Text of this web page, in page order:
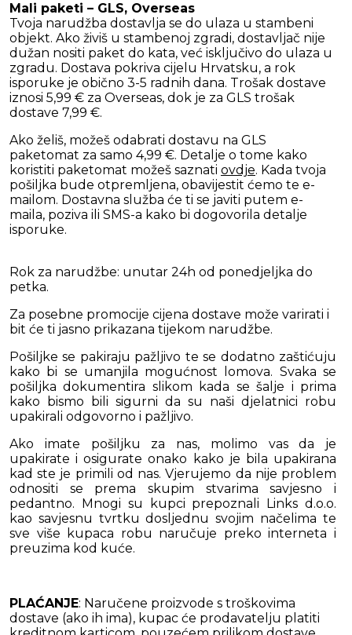
Mali paketi – GLS, Overseas
Tvoja narudžba dostavlja se do ulaza u stambeni
objekt. Ako živiš u stambenoj zgradi, dostavljač nije
dužan nositi paket do kata, već isključivo do ulaza u
zgradu. Dostava pokriva cijelu Hrvatsku, a rok
isporuke je obično 3-5 radnih dana. Trošak dostave
iznosi 5,99 € za Overseas, dok je za GLS trošak
dostave 7,99 €.
Ako želiš, možeš odabrati dostavu na GLS
paketomat za samo 4,99 €. Detalje o tome kako
koristiti paketomat možeš saznati ovdje. Kada tvoja
pošiljka bude otpremljena, obavijestit ćemo te e-
mailom. Dostavna služba će ti se javiti putem e-
maila, poziva ili SMS-a kako bi dogovorila detalje
isporuke.
Rok za narudžbe: unutar 24h od ponedjeljka do
petka.
Za posebne promocije cijena dostave može varirati i
bit će ti jasno prikazana tijekom narudžbe.
Pošiljke se pakiraju pažljivo te se dodatno zaštićuju
kako bi se umanjila mogućnost lomova. Svaka se
pošiljka dokumentira slikom kada se šalje i prima
kako bismo bili sigurni da su naši djelatnici robu
upakirali odgovorno i pažljivo.
Ako imate pošiljku za nas, molimo vas da je
upakirate i osigurate onako kako je bila upakirana
kad ste je primili od nas. Vjerujemo da nije problem
odnositi se prema skupim stvarima savjesno i
pedantno. Mnogi su kupci prepoznali Links d.o.o.
kao savjesnu tvrtku dosljednu svojim načelima te
sve više kupaca robu naručuje preko interneta i
preuzima kod kuće.
PLAĆANJE: Naručene proizvode s troškovima
dostave (ako ih ima), kupac će prodavatelju platiti